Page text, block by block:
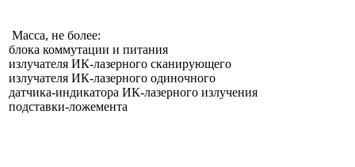
Масса, не более:
блока коммутации и питания
излучателя ИК-лазерного сканирующего
излучателя ИК-лазерного одиночного
датчика-индикатора ИК-лазерного излучения
подставки-ложемента